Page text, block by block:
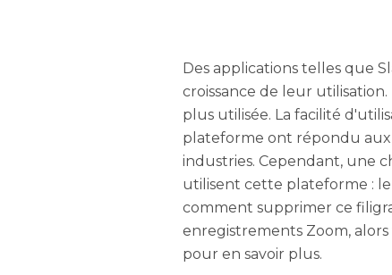
Des applications telles que
croissance de leur
plus utilisée. La facilité
plateforme ont répondu aux
industries. Cependant, une
utilisent cette plateforme : le
comment supprimer ce
enregistrements Zoom, alors
pour en savoir plus.